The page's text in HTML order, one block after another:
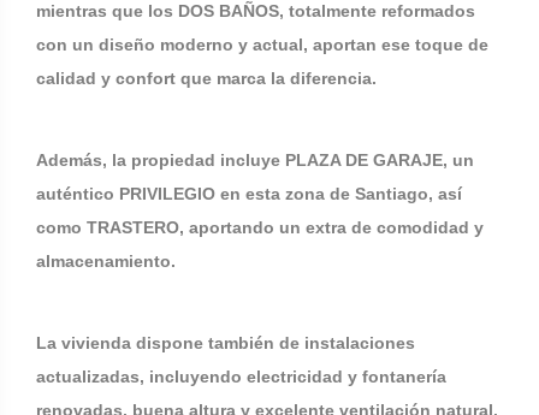
mientras que los DOS BAÑOS, totalmente reformados
con un diseño moderno y actual, aportan ese toque de
calidad y confort que marca la diferencia.
Además, la propiedad incluye PLAZA DE GARAJE, un
auténtico PRIVILEGIO en esta zona de Santiago, así
como TRASTERO, aportando un extra de comodidad y
almacenamiento.
La vivienda dispone también de instalaciones
actualizadas, incluyendo electricidad y fontanería
renovadas, buena altura y excelente ventilación natural.